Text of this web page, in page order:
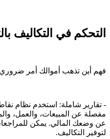
التحكم في التكاليف
فهم أين تذهب أموالك أمر ضروري
- تقارير شاملة: استخدم نظام نقاط
مفصلة عن المبيعات، والعمل،
عن وضعك المالي. يمكن
لتوفير التكاليف.